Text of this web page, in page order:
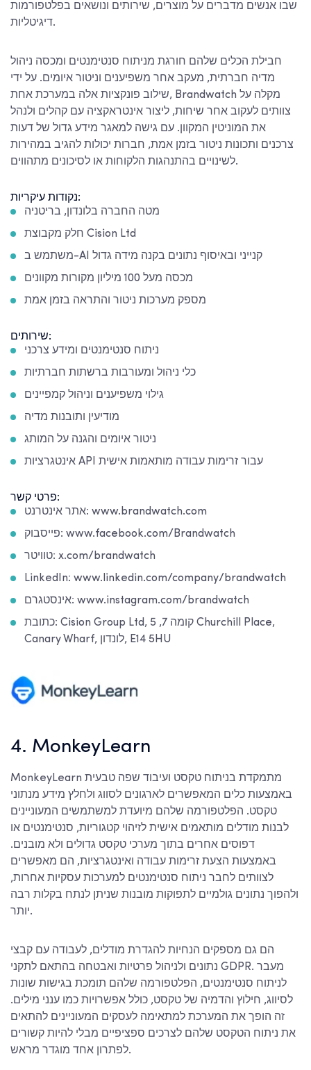
שבו אנשים מדברים על מוצרים, שירותים ונושאים בפלטפורמות
דיגיטליות.
חבילת הכלים שלהם חורגת מניתוח סנטימנטים ומכסה ניהול
מדיה חברתית, מעקב אחר משפיענים וניטור איומים. על ידי
שילוב פונקציות אלה במערכת אחת, Brandwatch מקלה על
צוותים לעקוב אחר שיחות, ליצור אינטראקציה עם קהלים ולנהל
את המוניטין המקוון. עם גישה למאגר מידע גדול של דעות
צרכנים ותכונות ניטור בזמן אמת, חברות יכולות להגיב במהירות
לשינויים בהתנהגות הלקוחות או לסיכונים מתהווים.
נקודות עיקריות:
מטה החברה בלונדון, בריטניה
חלק מקבוצת Cision Ltd
משתמש ב-AI קנייני ובאיסוף נתונים בקנה מידה גדול
מכסה מעל 100 מיליון מקורות מקוונים
מספק מערכות ניטור והתראה בזמן אמת
שירותים:
ניתוח סנטימנטים ומידע צרכני
כלי ניהול ומעורבות ברשתות חברתיות
גילוי משפיענים וניהול קמפיינים
מודיעין ותובנות מדיה
ניטור איומים והגנה על המותג
אינטגרציות API עבור זרימות עבודה מותאמות אישית
פרטי קשר:
אתר אינטרנט: www.brandwatch.com
פייסבוק: www.facebook.com/Brandwatch
טוויטר: x.com/brandwatch
LinkedIn: www.linkedin.com/company/brandwatch
אינסטגרם: www.instagram.com/brandwatch
כתובת: Cision Group Ltd, קומה 7, 5 Churchill Place,
Canary Wharf, לונדון, E14 5HU
4. MonkeyLearn
MonkeyLearn מתמקדת בניתוח טקסט ועיבוד שפה טבעית
באמצעות כלים המאפשרים לארגונים לסווג ולחלץ מידע מנתוני
טקסט. הפלטפורמה שלהם מיועדת למשתמשים המעוניינים
לבנות מודלים מותאמים אישית לזיהוי קטגוריות, סנטימנטים או
דפוסים אחרים בתוך מערכי טקסט גדולים ולא מובנים.
באמצעות הצעת זרימות עבודה ואינטגרציות, הם מאפשרים
לצוותים לחבר ניתוח סנטימנטים למערכות עסקיות אחרות,
ולהפוך נתונים גולמיים לתפוקות מובנות שניתן לנתח בקלות רבה
יותר.
הם גם מספקים הנחיות להגדרת מודלים, לעבודה עם קבצי
נתונים ולניהול פרטיות ואבטחה בהתאם לתקני GDPR. מעבר
לניתוח סנטימנטים, הפלטפורמה שלהם תומכת בגישות שונות
לסיווג, חילוץ והדמיה של טקסט, כולל אפשרויות כמו ענני מילים.
זה הופך את המערכת למתאימה לעסקים המעוניינים להתאים
את ניתוח הטקסט שלהם לצרכים ספציפיים מבלי להיות קשורים
לפתרון אחד מוגדר מראש.